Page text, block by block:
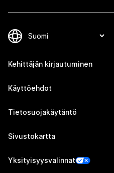
Kehittäjän kirjautuminen
Käyttöehdot
Tietosuojakäytäntö
Sivustokartta
Yksityisyysvalinnat